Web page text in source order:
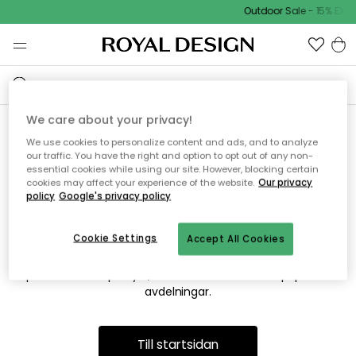
Outdoor Sale - 15%
Vi hittar tyvärr inte sidan du
söker
Detta kan bero på att sidan inte längre finns eller att den har
flyttats. Vi ber om ursäkt för besväret. I menyn ovan kan du
prova att söka på nytt, eller besöka en av våra populära
avdelningar.
Till startsidan
We care about your privacy!
We use cookies to personalize content and ads, and to analyze
our traffic. You have the right and option to opt out of any non-
essential cookies while using our site. However, blocking certain
cookies may affect your experience of the website. Our privacy
policy Google's privacy policy
Accept All Cookies
Cookie Settings